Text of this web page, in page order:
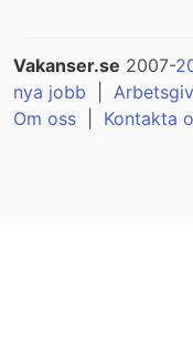
Vakanser.se 2007-
nya jobb
Om oss
Kontakta